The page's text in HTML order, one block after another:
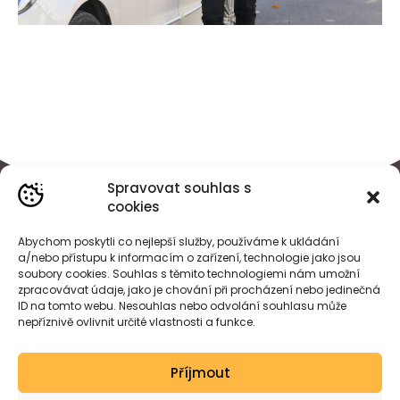
Spravovat souhlas s
cookies
Abychom poskytli co nejlepší služby, používáme k ukládání
a/nebo přístupu k informacím o zařízení, technologie jako jsou
soubory cookies. Souhlas s těmito technologiemi nám umožní
zpracovávat údaje, jako je chování při procházení nebo jedinečná
ID na tomto webu. Nesouhlas nebo odvolání souhlasu může
nepříznivě ovlivnit určité vlastnosti a funkce.
Příjmout
BÁRAHEJDOVÁ